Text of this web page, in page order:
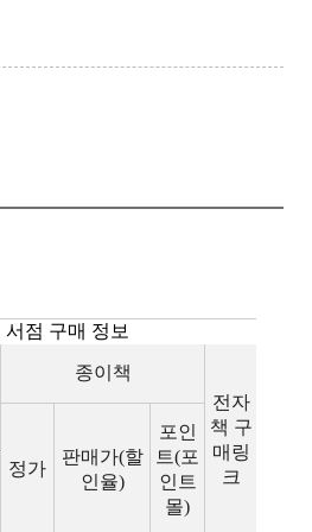
서점 구매 정보
종이책
전자
책 구
매링
크
정가
판매가(할
인율)
포인
트(포
인트
몰)